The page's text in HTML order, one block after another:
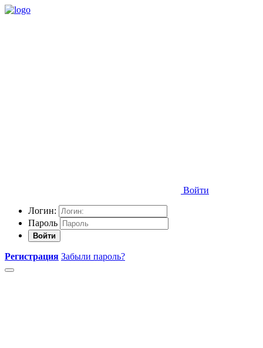
Войти
Логин:
Пароль
Войти
Регистрация Забыли пароль?